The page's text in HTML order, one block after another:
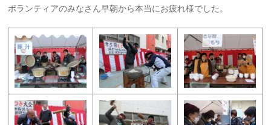
ボランティアのみなさん早朝から本当にお疲れ様でした。